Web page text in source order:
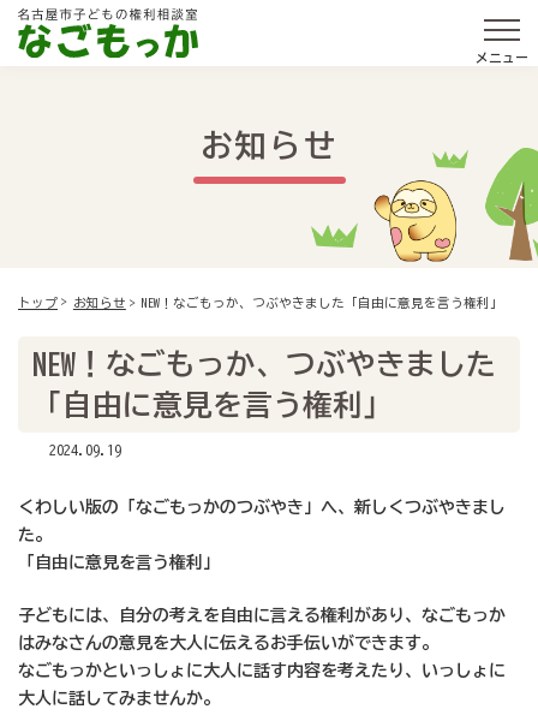
メニュー
お知らせ
トップ お知らせ NEW！なごもっか、つぶやきました「自由に意見を言う権利」
NEW！なごもっか、つぶやきました
「自由に意見を言う権利」
2024.09.19
くわしい版の「なごもっかのつぶやき」へ、新しくつぶやきまし
た。
「自由に意見を言う権利」
子どもには、自分の考えを自由に言える権利があり、なごもっか
はみなさんの意見を大人に伝えるお手伝いができます。
なごもっかといっしょに大人に話す内容を考えたり、いっしょに
大人に話してみませんか。